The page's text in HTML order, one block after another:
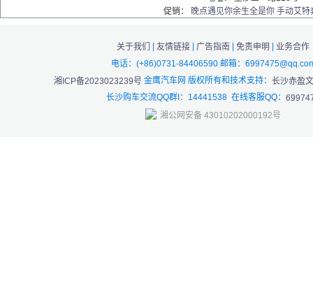
促销：
晚点遇见你余生全是你 手动艾特
关于我们 | 友情链接 | 广告指南 | 免责申明 | 业务合作
电话：(+86)0731-84406590 邮箱：
湘ICP备2023023239号 金鹰汽车网 版权所有和技术支持： 长沙赤盈
长沙购车交流QQ群I：14441538 在线客服QQ：
湘公网安备 43010202000192号